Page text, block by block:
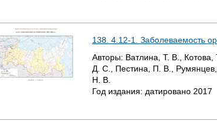
138. 4.12-1. Заболеваемость
Авторы: Ватлина, Т. В.,
Д. С., Пестина, П. В.,
Н. В.
Год издания: датировано 2017